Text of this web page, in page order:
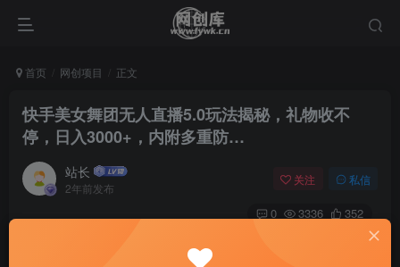
首页 网创项目 正文
快手美女舞团无人直播5.0玩法揭秘，礼物收不
停，日入3000+，内附多重防…
站长
2年前发布
关注 私信
0 3336 352